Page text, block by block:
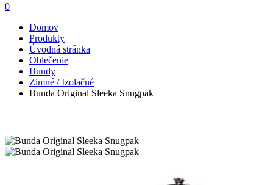
0
Domov
Produkty
Úvodná stránka
Oblečenie
Bundy
Zimné / Izolačné
Bunda Original Sleeka Snugpak